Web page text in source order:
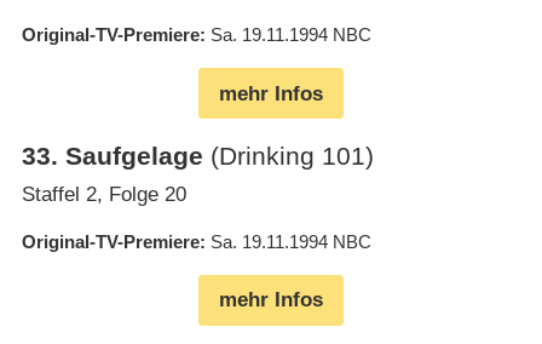
Original-TV-Premiere Sa. 19.11.1994 NBC
mehr Infos
33. Saufgelage (Drinking 101)
Staffel 2, Folge 20
Original-TV-Premiere Sa. 19.11.1994 NBC
mehr Infos